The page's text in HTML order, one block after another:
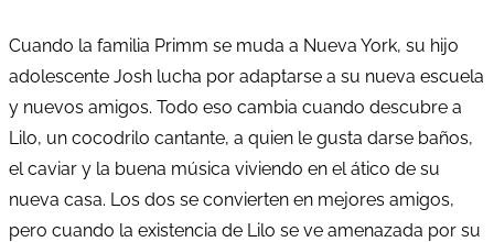
Cuando la familia Primm se muda a Nueva York, su hijo
adolescente Josh lucha por adaptarse a su nueva escuela
y nuevos amigos. Todo eso cambia cuando descubre a
Lilo, un cocodrilo cantante, a quien le gusta darse baños,
el caviar y la buena música viviendo en el ático de su
nueva casa. Los dos se convierten en mejores amigos,
pero cuando la existencia de Lilo se ve amenazada por su